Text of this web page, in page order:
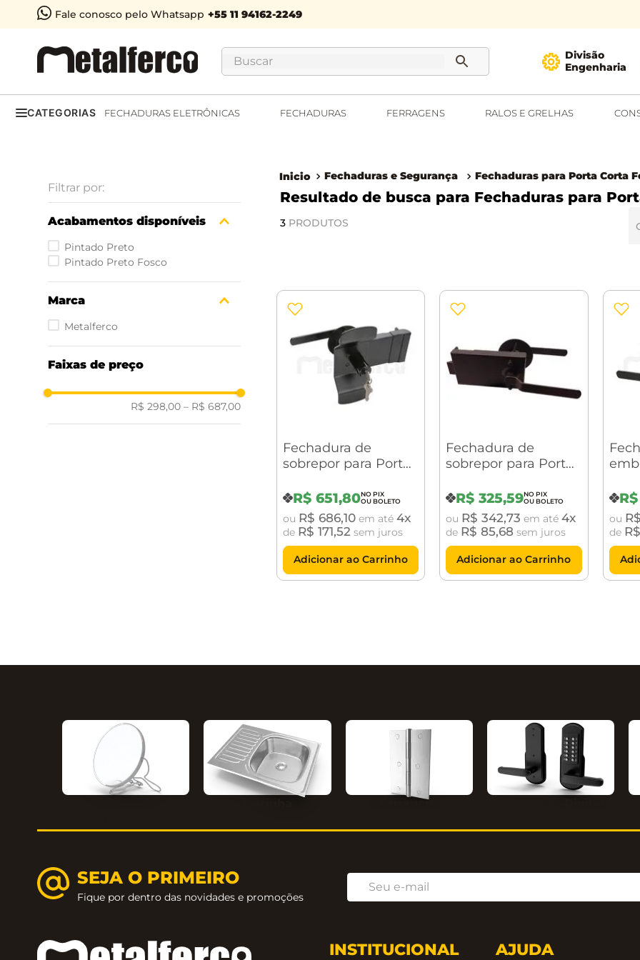
Fale conosco pelo Whatsapp
Buscar
Divisão
Engenharia
CATEGORIAS FECHADURAS ELETRÔNICAS FECHADURAS FERRAGENS RALOS E GRELHAS
Acabamentos disponíveis
Pintado Preto
Pintado Preto Fosco
Marca
Metalferco
Faixas de preço
R$ 298,00 – R$ 687,00
Fechaduras e Segurança Fechaduras para Porta Corta
Fechaduras para
3 PRODUTOS
Fechadura de
sobrepor para Porta
com chave
R$ 651,80
ou R$ 686,10 em até 4
de R$ 171,52 sem juros
Adicionar ao Carrinho
Fechadura de
sobrepor para Porta
chave
R$ 325,59
ou R$ 342,73 em até4
de R$ 85,68 sem juros
Adicionar ao Carrinho
R$
ou R$
de R$
Ferragens
SEJA O PRIMEIRO
Fique por dentro das novidades e promoções
INSTITUCIONAL AJUDA